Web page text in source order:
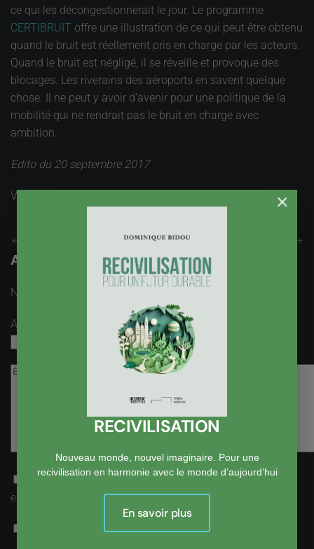
ce qui les décongestionnerait le jour. Le programme
CERTIBRUIT offre une illustration de ce qui peut être obtenu
quand le bruit est réellement pris en charge par les acteurs.
Quand le bruit est négligé, il se réveille et provoque des
blocages. Les riverains des aéroports en savent quelque
chose. Il ne peut y avoir d'avenir pour une politique de la
mobilité qui ne rendrait pas le bruit en charge avec
ambition.
Edito du 20 septembre 2017
Vues : 2408
Ajouter un Commentaire
Nom
Adresse email obligatoire, mais pas visible
Recevoir une notification par email lorsqu’une réponse
est postée
Accepter la politique de confidentialité
×
RECIVILISATION
Nouveau monde, nouvel imaginaire. Pour une
recivilisation en harmonie avec le monde d’aujourd’hui
En savoir plus